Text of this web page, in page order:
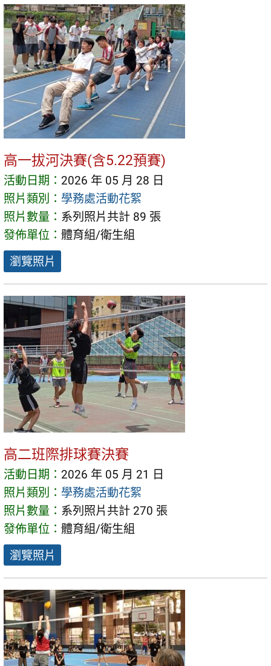
高一拔河決賽(含5.22預賽)
活動日期： 2026 年 05 月 28 日
照片類別： 學務處活動花絮
照片數量： 系列照片共計 89 張
發佈單位： 體育組/衛生組
瀏覽照片
高二班際排球賽決賽
活動日期： 2026 年 05 月 21 日
照片類別： 學務處活動花絮
照片數量： 系列照片共計 270 張
發佈單位： 體育組/衛生組
瀏覽照片